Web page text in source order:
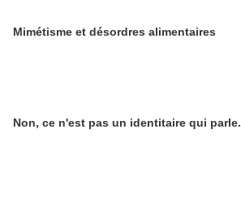
Mimétisme et désordres alimentaires
Non, ce n'est pas un identitaire qui parle.